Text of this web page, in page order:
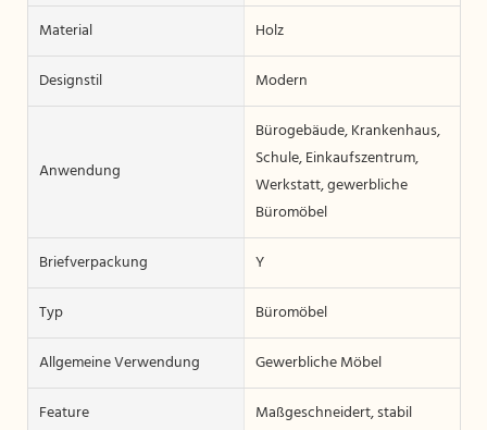
Material
Holz
Designstil
Modern
Anwendung
Bürogebäude, Krankenhaus,
Schule, Einkaufszentrum,
Werkstatt, gewerbliche
Büromöbel
Briefverpackung
Y
Typ
Büromöbel
Allgemeine Verwendung
Gewerbliche Möbel
Feature
Maßgeschneidert, stabil